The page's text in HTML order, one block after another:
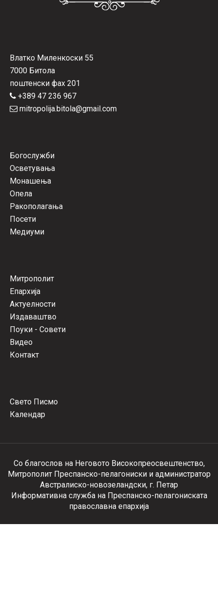
Влатко Миленкоски 55
7000 Битола
поштенски фах 201
+389 47 236 967
mitropolija.bitola@gmail.com
Богослужби
Осветувања
Монашења
Опела
Ракополагања
Посети
Медиуми
Митрополит
Епархија
Актуелности
Издаваштво
Поуки - Совети
Видео
Контакт
Свето Писмо
Календар
Со благослов на Неговото Високопреосвештенство,
Митрополит Преспанско-пелагониски и администратор
Австралиско-новозеландски, г. Петар
Информативна служба на Преспанско-пелагониската
православна епархија